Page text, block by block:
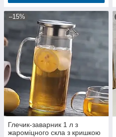
–15%
Глечик-заварник 1 л з
жароміцного скла з кришкою